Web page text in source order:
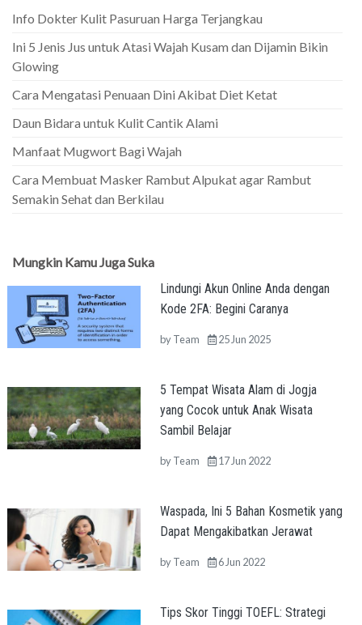
Info Dokter Kulit Pasuruan Harga Terjangkau
Ini 5 Jenis Jus untuk Atasi Wajah Kusam dan Dijamin Bikin
Glowing
Cara Mengatasi Penuaan Dini Akibat Diet Ketat
Daun Bidara untuk Kulit Cantik Alami
Manfaat Mugwort Bagi Wajah
Cara Membuat Masker Rambut Alpukat agar Rambut
Semakin Sehat dan Berkilau
Mungkin Kamu Juga Suka
Lindungi Akun Online Anda dengan
Kode 2FA: Begini Caranya
byTeam 25 Jun 2025
5 Tempat Wisata Alam di Jogja
yang Cocok untuk Anak Wisata
Sambil Belajar
byTeam 17 Jun 2022
Waspada, Ini 5 Bahan Kosmetik yang
Dapat Mengakibatkan Jerawat
byTeam 6 Jun 2022
Tips Skor Tinggi TOEFL: Strategi